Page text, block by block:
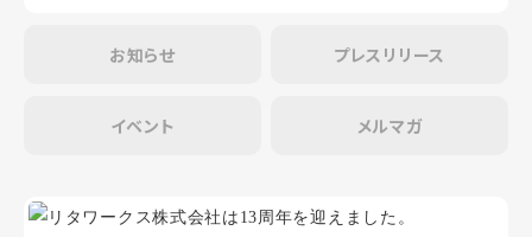
お知らせ プレスリリース
イベント メルマガ